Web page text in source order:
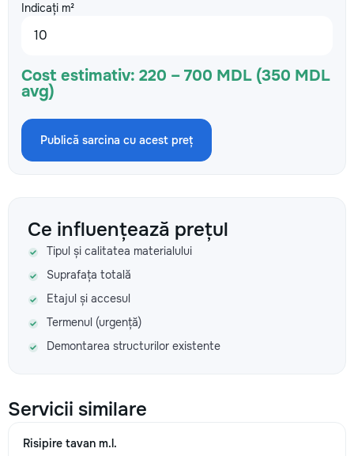
Indicați m²
Cost estimativ: 220 – 700 MDL (350 MDL
avg)
Publică sarcina cu acest preț
Ce influențează prețul
Tipul și calitatea materialului
Suprafața totală
Etajul și accesul
Termenul (urgență)
Demontarea structurilor existente
Servicii similare
Risipire tavan m.l.